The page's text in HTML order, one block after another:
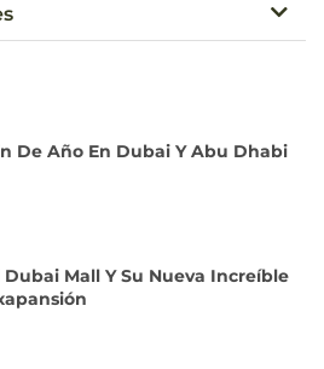
De Año En Dubai Y Abu Dhabi
Dubai Mall Y Su Nueva Increíble